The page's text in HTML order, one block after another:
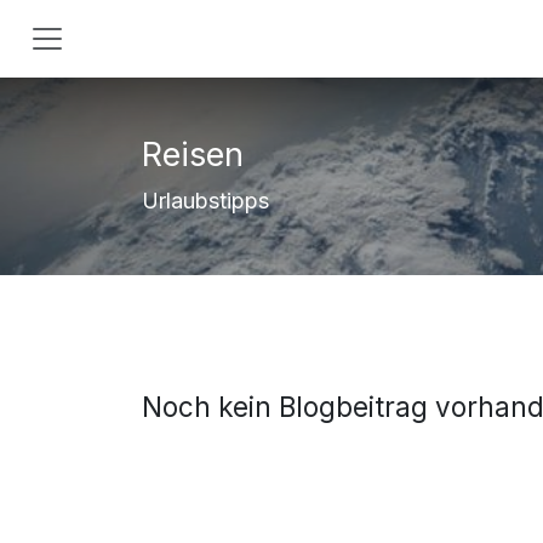
Reisen
Urlaubstipps
Noch kein Blogbeitrag